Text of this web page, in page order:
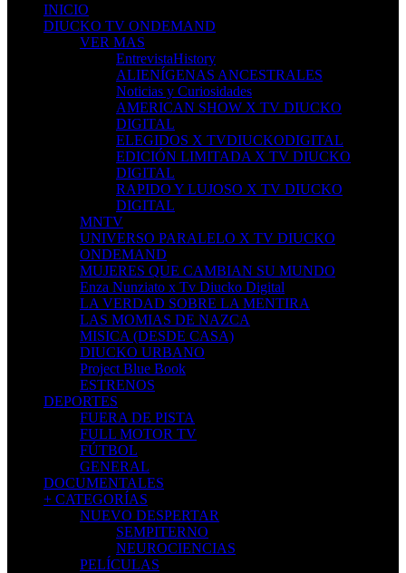
INICIO
DIUCKO TV ONDEMAND
VER MAS
EntrevistaHistory
ALIENÍGENAS ANCESTRALES
Noticias y Curiosidades
AMERICAN SHOW X TV DIUCKO
DIGITAL
ELEGIDOS X TVDIUCKODIGITAL
EDICIÓN LIMITADA X TV DIUCKO
DIGITAL
RAPIDO Y LUJOSO X TV DIUCKO
DIGITAL
MNTV
UNIVERSO PARALELO X TV DIUCKO
ONDEMAND
MUJERES QUE CAMBIAN SU MUNDO
Enza Nunziato x Tv Diucko Digital
LA VERDAD SOBRE LA MENTIRA
LAS MOMIAS DE NAZCA
MISICA (DESDE CASA)
DIUCKO URBANO
Project Blue Book
ESTRENOS
DEPORTES
FUERA DE PISTA
FULL MOTOR TV
FÚTBOL
GENERAL
DOCUMENTALES
+ CATEGORÍAS
NUEVO DESPERTAR
SEMPITERNO
NEUROCIENCIAS
PELÍCULAS